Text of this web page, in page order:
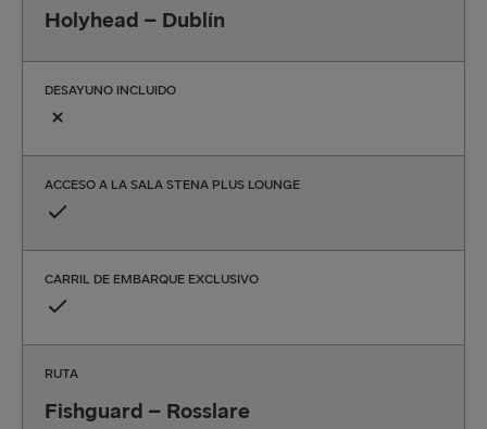
Holyhead – Dublín
DESAYUNO INCLUIDO
ACCESO A LA SALA STENA PLUS LOUNGE
CARRIL DE EMBARQUE EXCLUSIVO
RUTA
Fishguard – Rosslare